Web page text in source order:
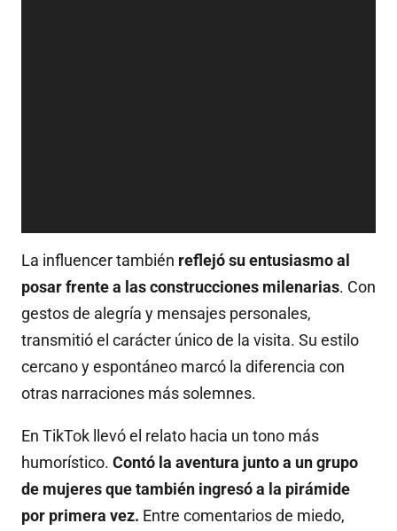
La influencer también reflejó su entusiasmo al
posar frente a las construcciones milenarias. Con
gestos de alegría y mensajes personales,
transmitió el carácter único de la visita. Su estilo
cercano y espontáneo marcó la diferencia con
otras narraciones más solemnes.
En TikTok llevó el relato hacia un tono más
humorístico. Contó la aventura junto a un grupo
de mujeres que también ingresó a la pirámide
por primera vez. Entre comentarios de miedo,